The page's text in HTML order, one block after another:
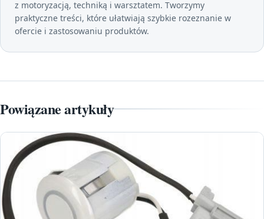
z motoryzacją, techniką i warsztatem. Tworzymy
praktyczne treści, które ułatwiają szybkie rozeznanie w
ofercie i zastosowaniu produktów.
Powiązane artykuły